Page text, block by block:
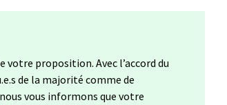
votre proposition. Avec l’accord du
de la majorité comme de
vous informons que votre